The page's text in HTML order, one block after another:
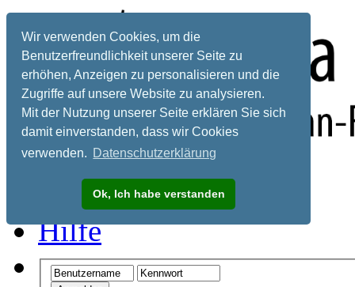
Wir verwenden Cookies, um die
Benutzerfreundlichkeit unserer Seite zu
erhöhen, Anzeigen zu personalisieren und die
Zugriffe auf unsere Website zu analysieren.
Mit der Nutzung unserer Seite erklären Sie sich
damit einverstanden, dass wir Cookies
verwenden. Datenschutzerklärung
Ok, Ich habe verstanden
Registrieren
Hilfe